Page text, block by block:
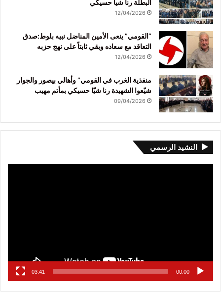
البطلة رنا شيا حسيكي
12/04/2026
“القومي” ينعى الأمين المناضل نبيه بلوط:صدق
التعاقد مع سعاده وبقي ثابتاً على نهج حزبه
12/04/2026
منفذية الغرب في القومي” وأهالي بيصور والجوار
شيّعوا الشهيدة رنا شيّا حسيكي بمأتم مهيب
09/04/2026
النشيد الرسمي
00:00
03:41